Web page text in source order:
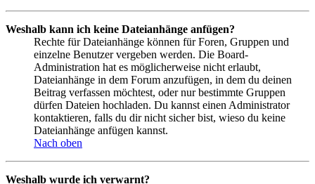
Weshalb kann ich keine Dateianhänge anfügen?
Rechte für Dateianhänge können für Foren, Gruppen und
einzelne Benutzer vergeben werden. Die Board-
Administration hat es möglicherweise nicht erlaubt,
Dateianhänge in dem Forum anzufügen, in dem du deinen
Beitrag verfassen möchtest, oder nur bestimmte Gruppen
dürfen Dateien hochladen. Du kannst einen Administrator
kontaktieren, falls du dir nicht sicher bist, wieso du keine
Dateianhänge anfügen kannst.
Nach oben
Weshalb wurde ich verwarnt?